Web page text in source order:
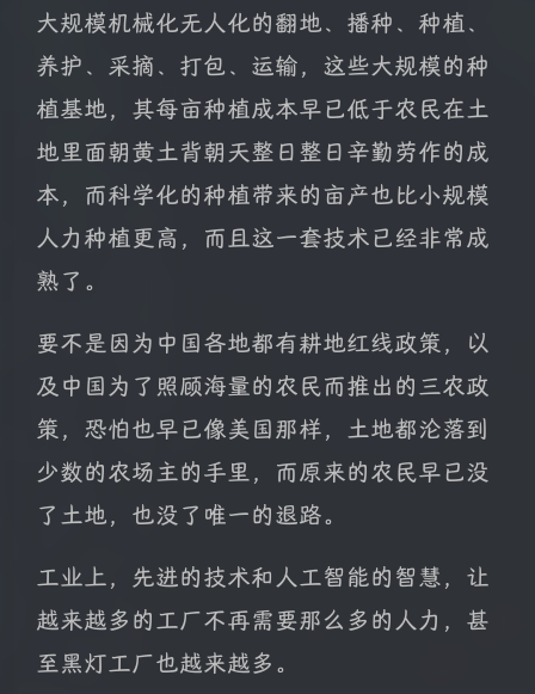
大规模机械化无人化的翻地、播种、种植、
养护、采摘、打包、运输，这些大规模的种
植基地，其每亩种植成本早已低于农民在土
地里面朝黄土背朝天整日整日辛勤劳作的成
本，而科学化的种植带来的亩产也比小规模
人力种植更高，而且这一套技术已经非常成
熟了。
要不是因为中国各地都有耕地红线政策，以
及中国为了照顾海量的农民而推出的三农政
策，恐怕也早已像美国那样，土地都沦落到
少数的农场主的手里，而原来的农民早已没
了土地，也没了唯一的退路。
工业上，先进的技术和人工智能的智慧，让
越来越多的工厂不再需要那么多的人力，甚
至黑灯工厂也越来越多。